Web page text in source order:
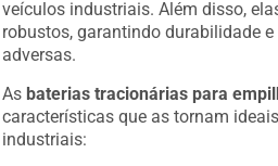
veículos industriais. Além disso,
robustos, garantindo durabilidade
adversas.
As baterias tracionárias para
características que as tornam
industriais: